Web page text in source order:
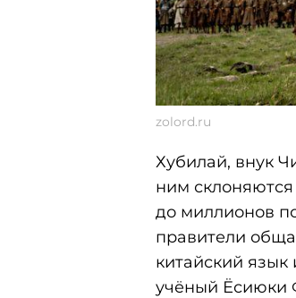
zolord.ru
Хубилай, внук
ним
до миллионов
правители
китайский язык
учёный Ёсиюки